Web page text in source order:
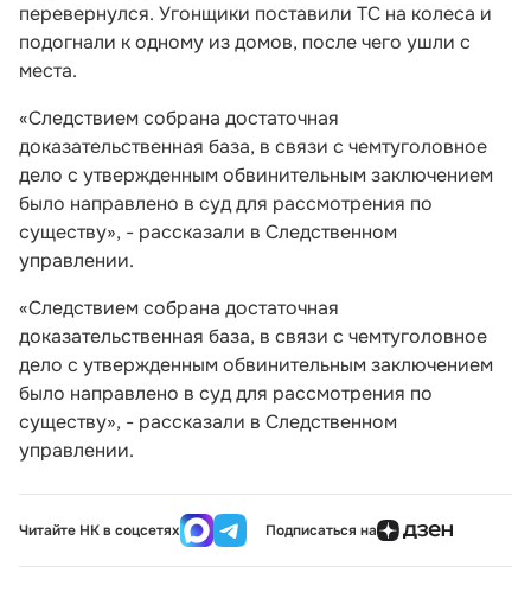
перевернулся. Угонщики поставили ТС на колеса и
подогнали к одному из домов, после чего ушли с
места.
«Следствием собрана достаточная
доказательственная база, в связи с чемтуголовное
дело с утвержденным обвинительным заключением
было направлено в суд для рассмотрения по
существу», - рассказали в Следственном
управлении.
«Следствием собрана достаточная
доказательственная база, в связи с чемтуголовное
дело с утвержденным обвинительным заключением
было направлено в суд для рассмотрения по
существу», - рассказали в Следственном
управлении.
Читайте НК в соцсетях Подписаться на